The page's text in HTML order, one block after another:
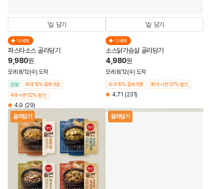
담기
더세페
파스타소스 골라담기
9,980원
모레 8/12(수) 도착
신상
최대 15% 중복쿠폰
4개 사면 52% 할인
4.9 (29)
담기
더세페
소스닭가슴살 골라담기
4,980원
모레 8/12(수) 도착
최대 15% 중복쿠폰 30개 사면 57% 할인
4.71 (231)
골라담기 골라담기